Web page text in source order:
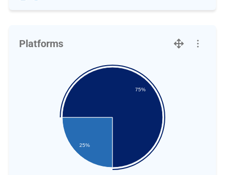
Platforms
25%
75%